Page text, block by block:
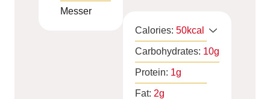
Messer
Calories: 50kcal
Carbohydrates: 10g
Protein: 1g
Fat: 2g